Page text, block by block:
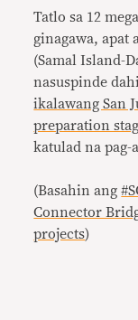
Tatlo sa 12
ginagawa, apat
(Samal Island-
nasuspinde
ikalawang San
preparation
katulad na pag-
(Basahin ang
Connector
projects)